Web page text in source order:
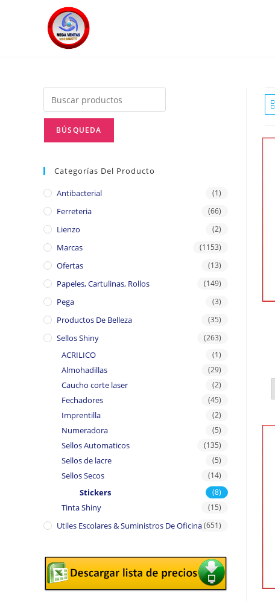
Categorías Del Producto
Antibacterial (1)
Ferreteria (66)
Lienzo (2)
Marcas (1153)
Ofertas (13)
Papeles, Cartulinas, Rollos (149)
Pega (3)
Productos De Belleza (35)
Sellos Shiny (263)
ACRILICO (1)
Almohadillas (29)
Caucho corte laser (2)
Fechadores (45)
Imprentilla (2)
Numeradora (5)
Sellos Automaticos (135)
Sellos de lacre (5)
Sellos Secos (14)
Stickers (8)
Tinta Shiny (15)
Utiles Escolares & Suministros De Oficina(651)